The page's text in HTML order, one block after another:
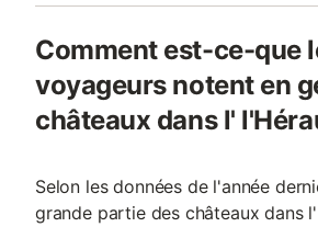
Comment est-ce-que
voyageurs notent en
châteaux dans l'
Selon les données de l'année
grande partie des châteaux dans